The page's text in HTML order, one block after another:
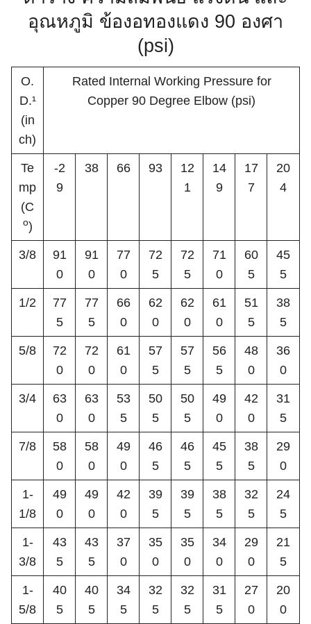
Search
อุณหภูมิ ข้องอทองแดง 90 องศา
(psi)
O.
D.¹
(in
ch)
Rated Internal Working Pressure for
Copper 90 Degree Elbow (psi)
Te
mp
(C
o)
-2
9
38 66 93
12
1
14
9
17
7
20
4
3/8
91
0
91
0
77
0
72
5
72
5
71
0
60
5
45
5
1/2
77
5
77
5
66
0
62
0
62
0
61
0
51
5
38
5
5/8
72
0
72
0
61
0
57
5
57
5
56
5
48
0
36
0
3/4
63
0
63
0
53
5
50
5
50
5
49
0
42
0
31
5
7/8
58
0
58
0
49
0
46
5
46
5
45
5
38
5
29
0
1-
1/8
49
0
49
0
42
0
39
5
39
5
38
5
32
5
24
5
1-
3/8
43
5
43
5
37
0
35
0
35
0
34
0
29
0
21
5
1-
5/8
40
5
40
5
34
5
32
5
32
5
31
5
27
0
20
0